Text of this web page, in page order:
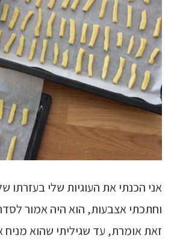
אני הכנתי את העוגיות שלי בעזרתו
וחתכתי אצבעות, הוא היה אמור
זאת אומרת, עד שגיליתי שהוא מניח